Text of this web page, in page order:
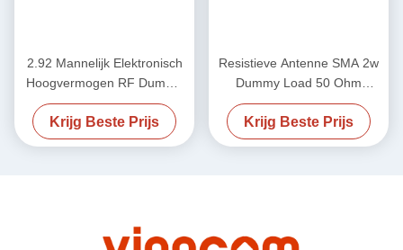
2.92 Mannelijk Elektronisch
Hoogvermogen RF Dummy
Load 50 ohm DC-40GHz
20W
Krijg Beste Prijs
Resistieve Antenne SMA 2w
Dummy Load 50 Ohm
2.4Male 50GHz
Krijg Beste Prijs